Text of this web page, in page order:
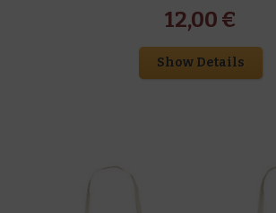
12,00 €
Show Details